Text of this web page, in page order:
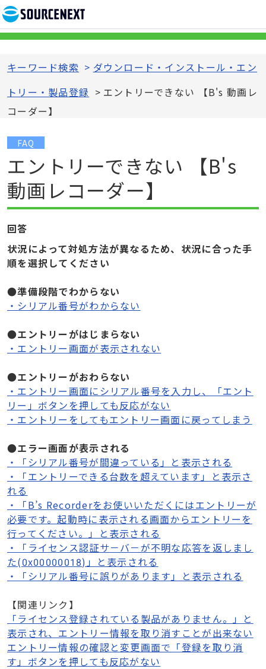
キーワード検索 > ダウンロード・インストール・エン
トリー・製品登録 > エントリーできない 【B's 動画レ
コーダー】
FAQ
エントリーできない 【B's
動画レコーダー】
回答
状況によって対処方法が異なるため、状況に合った手
順を選択してください
●準備段階でわからない
・シリアル番号がわからない
●エントリーがはじまらない
・エントリー画面が表示されない
●エントリーがおわらない
・エントリー画面にシリアル番号を入力し、「エント
リー」ボタンを押しても反応がない
・エントリーをしてもエントリー画面に戻ってしまう
●エラー画面が表示される
・「シリアル番号が間違っている」と表示される
・「エントリーできる台数を超えています」と表示さ
れる
・「B’s Recorderをお使いいただくにはエントリーが
必要です。起動時に表示される画面からエントリーを
行ってください。」と表示される
・「ライセンス認証サ－バ－が不明な応答を返しまし
た(0x00000018)」と表示される
・「シリアル番号に誤りがあります」と表示される
【関連リンク】
「ライセンス登録されている製品がありません。」と
表示され、エントリー情報を取り消すことが出来ない
エントリー情報の確認と変更画面で「登録を取り消
す」ボタンを押しても反応がない